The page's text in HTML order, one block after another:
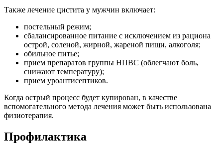
Также лечение цистита у мужчин включает:
постельный режим;
сбалансированное питание с исключением из рациона
острой, соленой, жирной, жареной пищи, алкоголя;
обильное питье;
прием препаратов группы НПВС (облегчают боль,
снижают температуру);
прием уроантисептиков.
Когда острый процесс будет купирован, в качестве
вспомогательного метода лечения может быть использована
физиотерапия.
Профилактика